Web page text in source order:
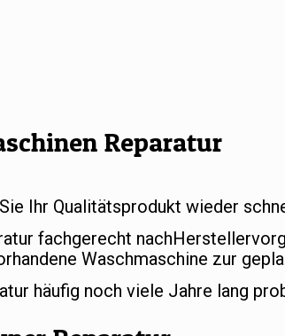
Reparatur
Ihr Qualitätsprodukt wieder
fachgerecht
Waschmaschine zur
häufig noch viele Jahre lang